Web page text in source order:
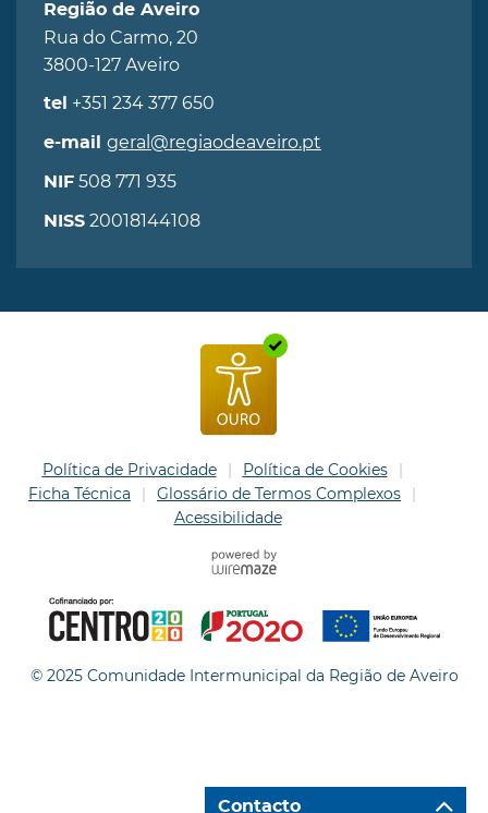
Região de Aveiro
Rua do Carmo, 20
3800-127 Aveiro
tel +351 234 377 650
e-mail geral@regiaodeaveiro.pt
NIF 508 771 935
NISS 20018144108
Política de Privacidade
Política de Cookies
Ficha Técnica
Glossário de Termos Complexos
Acessibilidade
© 2025 Comunidade Intermunicipal da Região de Aveiro
Contacto